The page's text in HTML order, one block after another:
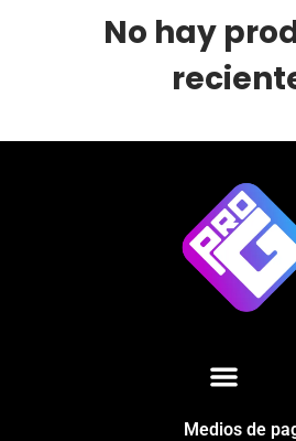
No hay
Medios de